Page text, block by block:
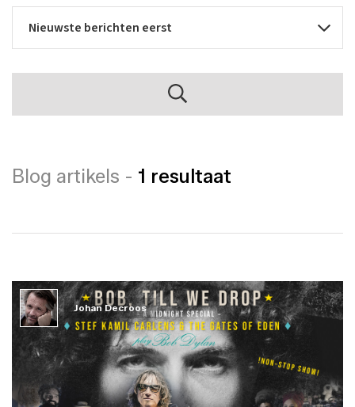
Blog artikels - 1 resultaat
Johan Decroos